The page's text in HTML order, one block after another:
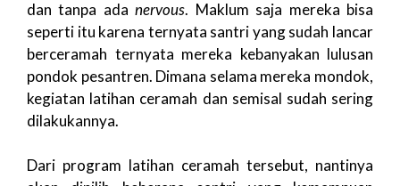
dan tanpa adanervous. Maklum saja mereka bisa
seperti itu karena ternyata santri yang sudah lancar
berceramah ternyata mereka kebanyakan lulusan
pondok pesantren. Dimana selama mereka mondok,
kegiatan latihan ceramah dan semisal sudah sering
dilakukannya.
Dari program latihan ceramah tersebut, nantinya